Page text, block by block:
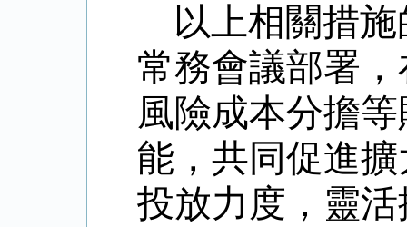
以上相關措
常務會議部署
風險成本分擔
能，共同促進
投放力度，靈